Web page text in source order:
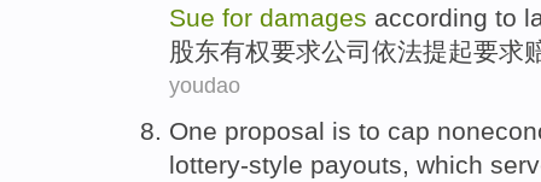
Sue for damages according to
股东有权要求公司 依法提起要求
youdao
One proposal is to cap
lottery-style payouts which